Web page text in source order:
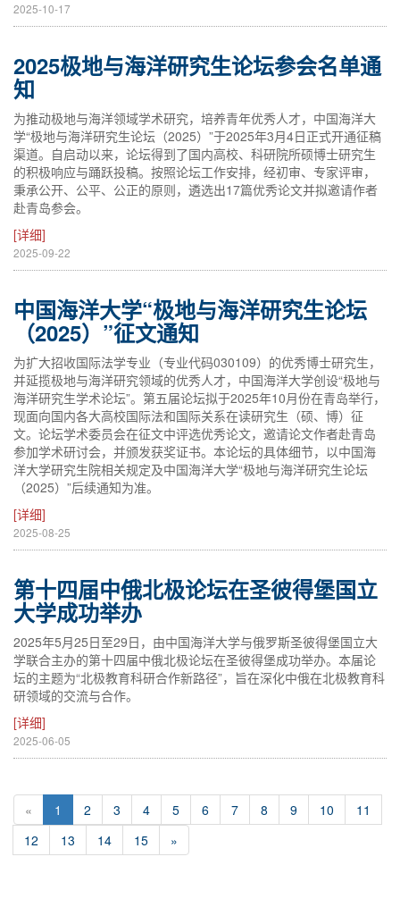
2025-10-17
2025极地与海洋研究生论坛参会名单通
知
为推动极地与海洋领域学术研究，培养青年优秀人才，中国海洋大
学“极地与海洋研究生论坛（2025）”于2025年3月4日正式开通征稿
渠道。自启动以来，论坛得到了国内高校、科研院所硕博士研究生
的积极响应与踊跃投稿。按照论坛工作安排，经初审、专家评审，
秉承公开、公平、公正的原则，遴选出17篇优秀论文并拟邀请作者
赴青岛参会。
[详细]
2025-09-22
中国海洋大学“极地与海洋研究生论坛
（2025）”征文通知
为扩大招收国际法学专业（专业代码030109）的优秀博士研究生，
并延揽极地与海洋研究领域的优秀人才，中国海洋大学创设“极地与
海洋研究生学术论坛”。第五届论坛拟于2025年10月份在青岛举行，
现面向国内各大高校国际法和国际关系在读研究生（硕、博）征
文。论坛学术委员会在征文中评选优秀论文，邀请论文作者赴青岛
参加学术研讨会，并颁发获奖证书。本论坛的具体细节，以中国海
洋大学研究生院相关规定及中国海洋大学“极地与海洋研究生论坛
（2025）”后续通知为准。
[详细]
2025-08-25
第十四届中俄北极论坛在圣彼得堡国立
大学成功举办
2025年5月25日至29日，由中国海洋大学与俄罗斯圣彼得堡国立大
学联合主办的第十四届中俄北极论坛在圣彼得堡成功举办。本届论
坛的主题为“北极教育科研合作新路径”，旨在深化中俄在北极教育科
研领域的交流与合作。
[详细]
2025-06-05
« 1 2 3 4 5 6 7 8 9 10
11
12
13 14 15 »